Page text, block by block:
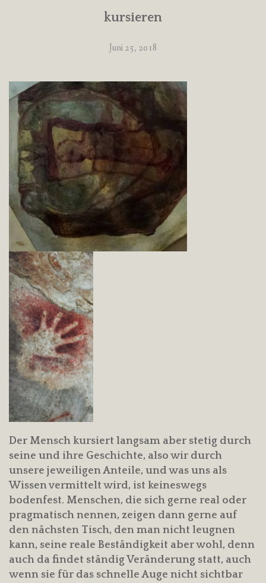
kursieren
Juni 25, 2018
Der Mensch kursiert langsam aber stetig durch
seine und ihre Geschichte, also wir durch
unsere jeweiligen Anteile, und was uns als
Wissen vermittelt wird, ist keineswegs
bodenfest. Menschen, die sich gerne real oder
pragmatisch nennen, zeigen dann gerne auf
den nächsten Tisch, den man nicht leugnen
kann, seine reale Beständigkeit aber wohl, denn
auch da findet ständig Veränderung statt, auch
wenn sie für das schnelle Auge nicht sichtbar